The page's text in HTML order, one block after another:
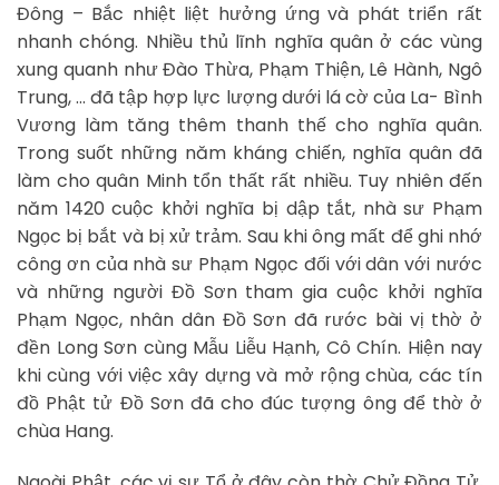
Đông – Bắc nhiệt liệt hưởng ứng và phát triển rất
nhanh chóng. Nhiều thủ lĩnh nghĩa quân ở các vùng
xung quanh như Đào Thừa, Phạm Thiện, Lê Hành, Ngô
Trung, … đã tập hợp lực lượng dưới lá cờ của La- Bình
Vương làm tăng thêm thanh thế cho nghĩa quân.
Trong suốt những năm kháng chiến, nghĩa quân đã
làm cho quân Minh tổn thất rất nhiều. Tuy nhiên đến
năm 1420 cuộc khởi nghĩa bị dập tắt, nhà sư Phạm
Ngọc bị bắt và bị xử trảm. Sau khi ông mất để ghi nhớ
công ơn của nhà sư Phạm Ngọc đối với dân với nước
và những người Đồ Sơn tham gia cuộc khởi nghĩa
Phạm Ngọc, nhân dân Đồ Sơn đã rước bài vị thờ ở
đền Long Sơn cùng Mẫu Liễu Hạnh, Cô Chín. Hiện nay
khi cùng với việc xây dựng và mở rộng chùa, các tín
đồ Phật tử Đồ Sơn đã cho đúc tượng ông để thờ ở
chùa Hang.